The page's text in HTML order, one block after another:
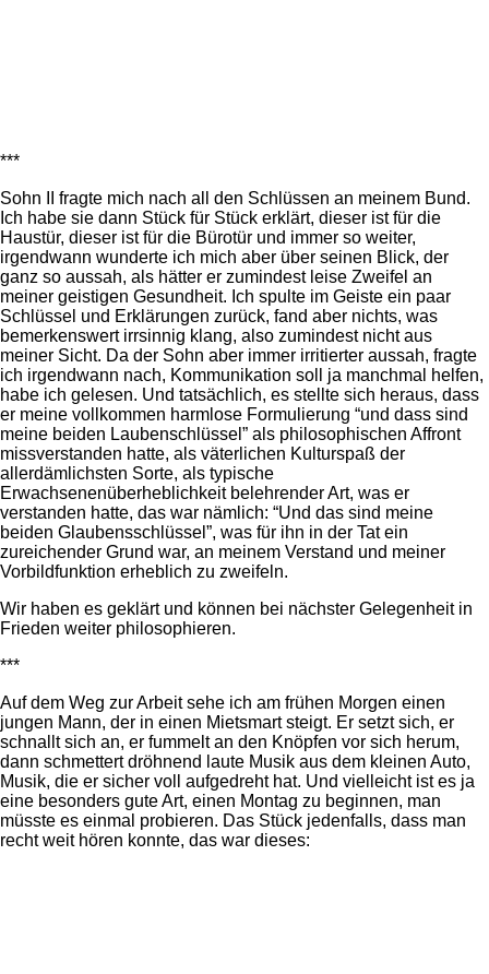
***
Sohn II fragte mich nach all den Schlüssen an meinem Bund.
Ich habe sie dann Stück für Stück erklärt, dieser ist für die
Haustür, dieser ist für die Bürotür und immer so weiter,
irgendwann wunderte ich mich aber über seinen Blick, der
ganz so aussah, als hätter er zumindest leise Zweifel an
meiner geistigen Gesundheit. Ich spulte im Geiste ein paar
Schlüssel und Erklärungen zurück, fand aber nichts, was
bemerkenswert irrsinnig klang, also zumindest nicht aus
meiner Sicht. Da der Sohn aber immer irritierter aussah, fragte
ich irgendwann nach, Kommunikation soll ja manchmal helfen,
habe ich gelesen. Und tatsächlich, es stellte sich heraus, dass
er meine vollkommen harmlose Formulierung “und dass sind
meine beiden Laubenschlüssel” als philosophischen Affront
missverstanden hatte, als väterlichen Kulturspaß der
allerdämlichsten Sorte, als typische
Erwachsenenüberheblichkeit belehrender Art, was er
verstanden hatte, das war nämlich: “Und das sind meine
beiden Glaubensschlüssel”, was für ihn in der Tat ein
zureichender Grund war, an meinem Verstand und meiner
Vorbildfunktion erheblich zu zweifeln.
Wir haben es geklärt und können bei nächster Gelegenheit in
Frieden weiter philosophieren.
***
Auf dem Weg zur Arbeit sehe ich am frühen Morgen einen
jungen Mann, der in einen Mietsmart steigt. Er setzt sich, er
schnallt sich an, er fummelt an den Knöpfen vor sich herum,
dann schmettert dröhnend laute Musik aus dem kleinen Auto,
Musik, die er sicher voll aufgedreht hat. Und vielleicht ist es ja
eine besonders gute Art, einen Montag zu beginnen, man
müsste es einmal probieren. Das Stück jedenfalls, dass man
recht weit hören konnte, das war dieses: